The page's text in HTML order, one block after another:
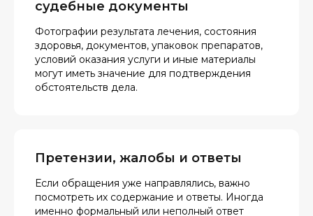
судебные документы
Фотографии результата лечения, состояния
здоровья, документов, упаковок препаратов,
условий оказания услуги и иные материалы
могут иметь значение для подтверждения
обстоятельств дела.
Претензии, жалобы и ответы
Если обращения уже направлялись, важно
посмотреть их содержание и ответы. Иногда
именно формальный или неполный ответ